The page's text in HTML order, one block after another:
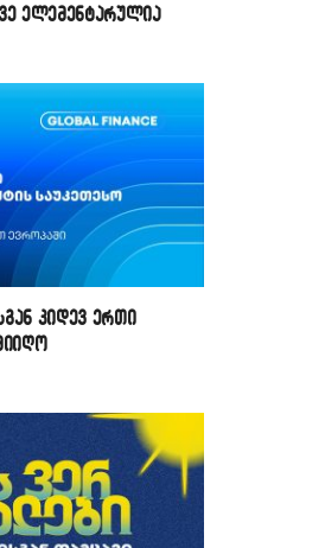
ელემენტარულია
კიდევ ერთი